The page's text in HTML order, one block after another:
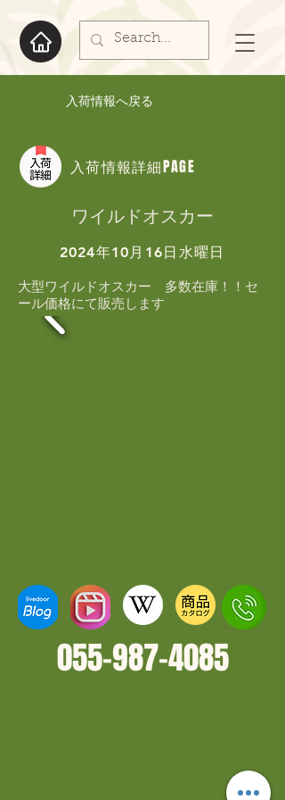
入荷情報へ戻る
入荷情報詳細PAGE
ワイルドオスカー
2024年10月16日水曜日
大型ワイルドオスカー　多数在庫！！セ
ール価格にて販売します
055-987-4085